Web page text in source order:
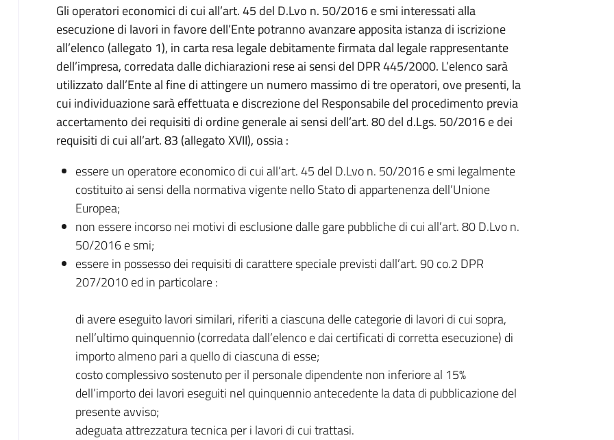
Gli operatori economici di cui all’art. 45 del D.Lvo n. 50/2016 e smi interessati alla
esecuzione di lavori in favore dell’Ente potranno avanzare apposita istanza di iscrizione
all’elenco (allegato 1), in carta resa legale debitamente firmata dal legale rappresentante
dell’impresa, corredata dalle dichiarazioni rese ai sensi del DPR 445/2000. L’elenco sarà
utilizzato dall’Ente al fine di attingere un numero massimo di tre operatori, ove presenti, la
cui individuazione sarà effettuata e discrezione del Responsabile del procedimento previa
accertamento dei requisiti di ordine generale ai sensi dell’art. 80 del d.Lgs. 50/2016 e dei
requisiti di cui all’art. 83 (allegato XVII), ossia :
essere un operatore economico di cui all’art. 45 del D.Lvo n. 50/2016 e smi legalmente
costituito ai sensi della normativa vigente nello Stato di appartenenza dell’Unione
Europea;
non essere incorso nei motivi di esclusione dalle gare pubbliche di cui all’art. 80 D.Lvo n.
50/2016 e smi;
essere in possesso dei requisiti di carattere speciale previsti dall’art. 90 co.2 DPR
207/2010 ed in particolare :
di avere eseguito lavori similari, riferiti a ciascuna delle categorie di lavori di cui sopra,
nell’ultimo quinquennio (corredata dall’elenco e dai certificati di corretta esecuzione) di
importo almeno pari a quello di ciascuna di esse;
costo complessivo sostenuto per il personale dipendente non inferiore al 15%
dell’importo dei lavori eseguiti nel quinquennio antecedente la data di pubblicazione del
presente avviso;
adeguata attrezzatura tecnica per i lavori di cui trattasi.